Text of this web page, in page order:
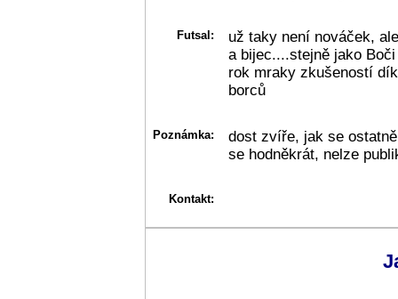
Futsal:
už taky není nováček,
a bijec....stejně jako
rok mraky zkušeností
borců
Poznámka:
dost zvíře, jak se
se hodněkrát, nelze
Kontakt: